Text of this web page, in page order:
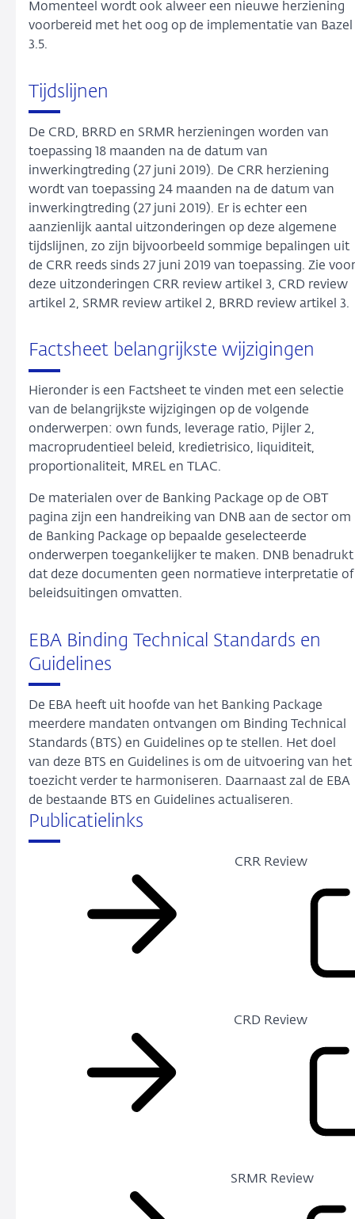
Momenteel wordt ook alweer een nieuwe herziening
voorbereid met het oog op de implementatie van Bazel
3.5.
Tijdslijnen
De CRD, BRRD en SRMR herzieningen worden van
toepassing 18 maanden na de datum van
inwerkingtreding (27 juni 2019). De CRR herziening
wordt van toepassing 24 maanden na de datum van
inwerkingtreding (27 juni 2019). Er is echter een
aanzienlijk aantal uitzonderingen op deze algemene
tijdslijnen, zo zijn bijvoorbeeld sommige bepalingen uit
de CRR reeds sinds 27 juni 2019 van toepassing. Zie voor
deze uitzonderingen CRR review artikel 3, CRD review
artikel 2, SRMR review artikel 2, BRRD review artikel 3.
Factsheet belangrijkste wijzigingen
Hieronder is een Factsheet te vinden met een selectie
van de belangrijkste wijzigingen op de volgende
onderwerpen: own funds, leverage ratio, Pijler 2,
macroprudentieel beleid, kredietrisico, liquiditeit,
proportionaliteit, MREL en TLAC.
De materialen over de Banking Package op de OBT
pagina zijn een handreiking van DNB aan de sector om
de Banking Package op bepaalde geselecteerde
onderwerpen toegankelijker te maken. DNB benadrukt
dat deze documenten geen normatieve interpretatie of
beleidsuitingen omvatten.
EBA Binding Technical Standards en
Guidelines
De EBA heeft uit hoofde van het Banking Package
meerdere mandaten ontvangen om Binding Technical
Standards (BTS) en Guidelines op te stellen. Het doel
van deze BTS en Guidelines is om de uitvoering van het
toezicht verder te harmoniseren. Daarnaast zal de EBA
de bestaande BTS en Guidelines actualiseren.
Publicatielinks
CRR Review
CRD Review
SRMR Review